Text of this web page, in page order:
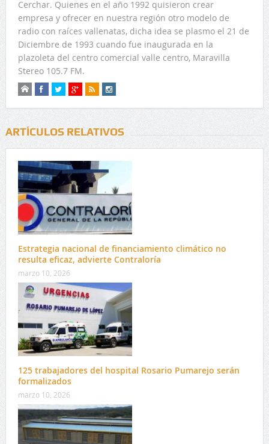
Cerchar. Quienes en el año 1992 quisieron crear
empresa y ofrecer en nuestra región otro modelo de
radio con raíces vallenatas, dicha idea se plasmo el 21 de
Diciembre de 1993 cuando fue inaugurada en la
plazoleta del centro comercial valle centro, Maravilla
Stereo 105.7 FM.
ARTÍCULOS RELATIVOS
Estrategia nacional de financiamiento climático no
resulta eficaz, advierte Contraloría
marzo 10, 2026
125 trabajadores del hospital Rosario Pumarejo serán
formalizados
marzo 10, 2026